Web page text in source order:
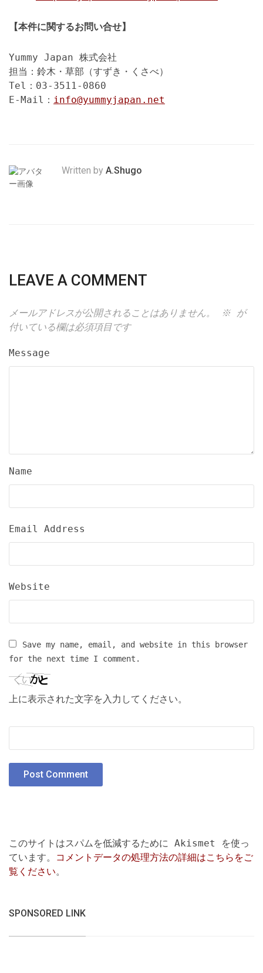
【本件に関するお問い合せ】
Yummy Japan 株式会社
担当：鈴木・草部（すずき・くさべ）
Tel：03-3511-0860
E-Mail： info@yummyjapan.net
Written by A.Shugo
LEAVE A COMMENT
メールアドレスが公開されることはありません。 ※ が
付いている欄は必須項目です
Message
Name
Email Address
Website
Save my name, email, and website in this browser
for the next time I comment.
上に表示された文字を入力してください。
このサイトはスパムを低減するために Akismet を使っ
ています。
コメントデータの処理方法の詳細はこちらをご
覧ください。
SPONSORED LINK